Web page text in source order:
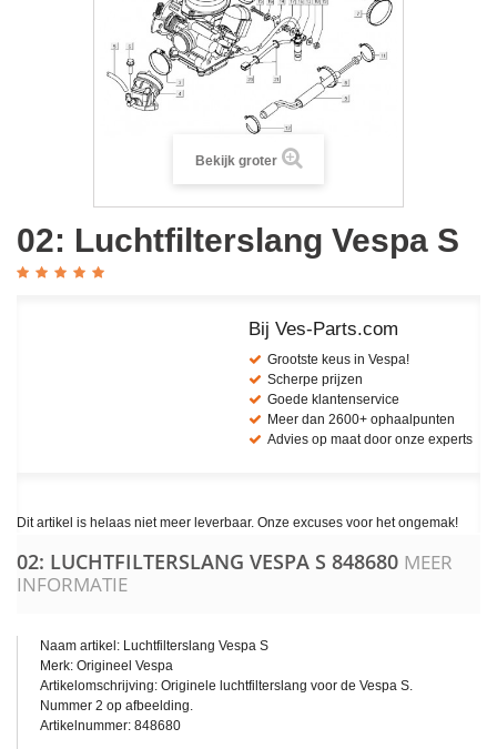
Bekijk groter
02: Luchtfilterslang Vespa S
Bij Ves-Parts.com
Grootste keus in Vespa!
Scherpe prijzen
Goede klantenservice
Meer dan 2600+ ophaalpunten
Advies op maat door onze experts
Dit artikel is helaas niet meer leverbaar. Onze excuses voor het ongemak!
02: LUCHTFILTERSLANG VESPA S 848680 MEER
INFORMATIE
Naam artikel: Luchtfilterslang Vespa S
Merk: Origineel Vespa
Artikelomschrijving: Originele luchtfilterslang voor de Vespa S.
Nummer 2 op afbeelding.
Artikelnummer: 848680